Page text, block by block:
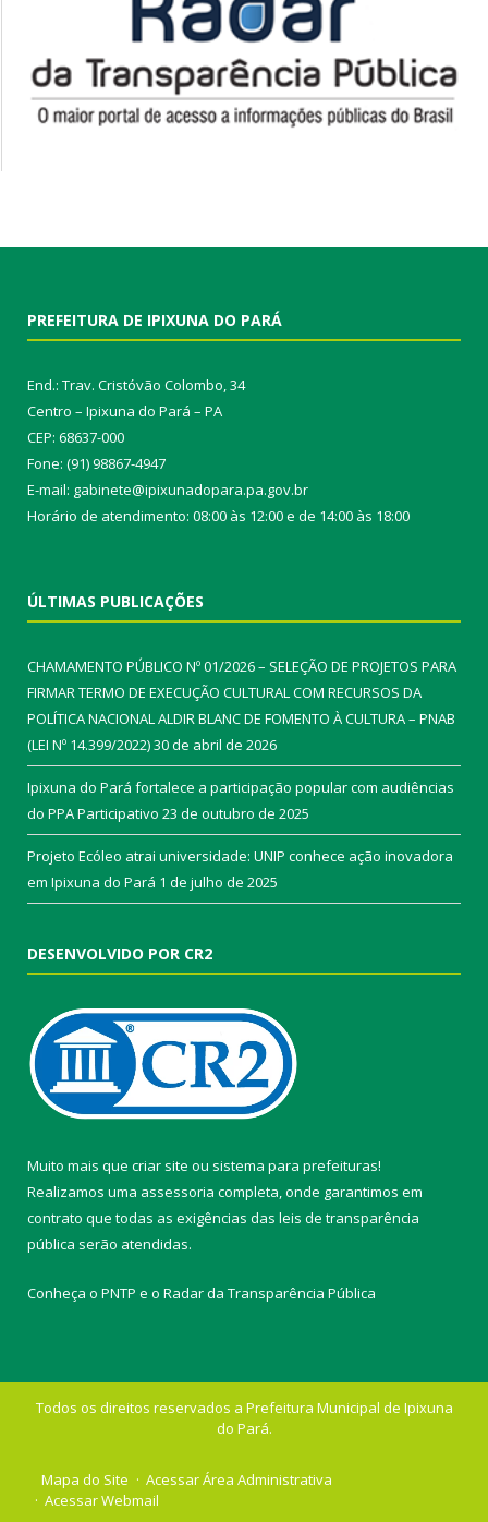
PREFEITURA DE IPIXUNA DO PARÁ
End.: Trav. Cristóvão Colombo, 34
Centro – Ipixuna do Pará – PA
CEP: 68637-000
Fone: (91) 98867-4947
E-mail: gabinete@ipixunadopara.pa.gov.br
Horário de atendimento: 08:00 às 12:00 e de 14:00 às 18:00
ÚLTIMAS PUBLICAÇÕES
CHAMAMENTO PÚBLICO Nº 01/2026 – SELEÇÃO DE PROJETOS PARA
FIRMAR TERMO DE EXECUÇÃO CULTURAL COM RECURSOS DA
POLÍTICA NACIONAL ALDIR BLANC DE FOMENTO À CULTURA – PNAB
(LEI Nº 14.399/2022)30 de abril de 2026
Ipixuna do Pará fortalece a participação popular com audiências
do PPA Participativo 23 de outubro de 2025
Projeto Ecóleo atrai universidade: UNIP conhece ação inovadora
em Ipixuna do Pará 1 de julho de 2025
DESENVOLVIDO POR CR2
Muito mais que criar site ou sistema para prefeituras!
Realizamos uma assessoria completa, onde garantimos em
contrato que todas as exigências das leis de transparência
pública serão atendidas.
Conheça o PNTP e o Radar da Transparência Pública
Todos os direitos reservados a Prefeitura Municipal de Ipixuna
do Pará.
Mapa do Site
Acessar Área Administrativa
Acessar Webmail